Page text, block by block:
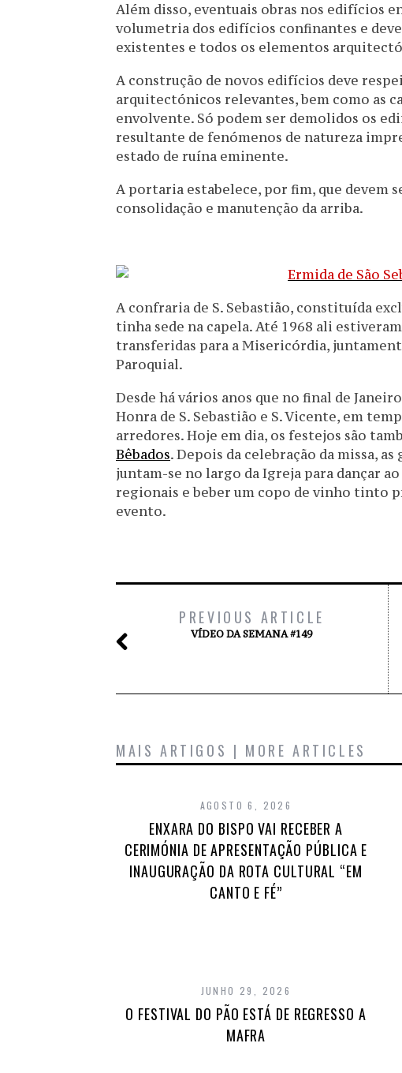
Além disso, eventuais obras nos edifícios
volumetria dos edifícios confinantes e
existentes e todos os elementos
A construção de novos edifícios deve
arquitectónicos relevantes, bem como as
envolvente. Só podem ser demolidos os
resultante de fenómenos de natureza
estado de ruína eminente.
A portaria estabelece, por fim, que devem
consolidação e manutenção da arriba.
A confraria de S. Sebastião, constituída
tinha sede na capela. Até 1968 ali
transferidas para a Misericórdia,
Paroquial.
Desde há vários anos que no final de
Honra de S. Sebastião e S. Vicente, em
arredores. Hoje em dia, os festejos são
Bêbados. Depois da celebração da missa,
juntam-se no largo da Igreja para dançar
regionais e beber um copo de vinho tinto
evento.
PREVIOUS ARTICLE
VÍDEO DA SEMANA #149
MAIS ARTIGOS | MORE ARTICLES
AGOSTO 6, 2026
ENXARA DO BISPO VAI RECEBER A
CERIMÓNIA DE APRESENTAÇÃO PÚBLICA E
INAUGURAÇÃO DA ROTA CULTURAL “EM
CANTO E FÉ”
JUNHO 29, 2026
O FESTIVAL DO PÃO ESTÁ DE REGRESSO A
MAFRA